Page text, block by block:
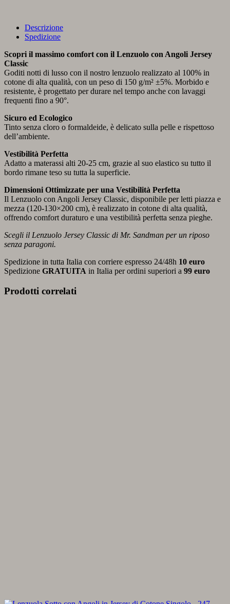
Descrizione
Spedizione
Scopri il massimo comfort con il Lenzuolo con Angoli Jersey
Classic
Goditi notti di lusso con il nostro lenzuolo realizzato al 100% in
cotone di alta qualità, con un peso di 150 g/m² ±5%. Morbido e
resistente, è progettato per durare nel tempo anche con lavaggi
frequenti fino a 90°.
Sicuro ed Ecologico
Tinto senza cloro o formaldeide, è delicato sulla pelle e rispettoso
dell’ambiente.
Vestibilità Perfetta
Adatto a materassi alti 20-25 cm, grazie al suo elastico su tutto il
bordo rimane teso su tutta la superficie.
Dimensioni Ottimizzate per una Vestibilità Perfetta
Il Lenzuolo con Angoli Jersey Classic, disponibile per letti piazza e
mezza (120-130×200 cm), è realizzato in cotone di alta qualità,
offrendo comfort duraturo e una vestibilità perfetta senza pieghe.
Scegli il Lenzuolo Jersey Classic di Mr. Sandman per un riposo
senza paragoni.
Spedizione in tutta Italia con corriere espresso 24/48h 10 euro
Spedizione GRATUITA in Italia per ordini superiori a 99 euro
Prodotti correlati